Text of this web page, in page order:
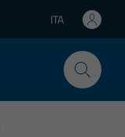
Lingua attiva:
ITA